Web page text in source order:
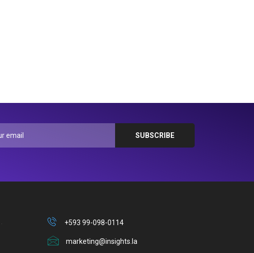
+593 99-098-0114
marketing@insights.la